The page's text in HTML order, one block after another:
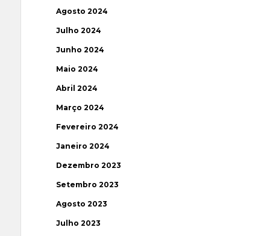
Agosto 2024
Julho 2024
Junho 2024
Maio 2024
Abril 2024
Março 2024
Fevereiro 2024
Janeiro 2024
Dezembro 2023
Setembro 2023
Agosto 2023
Julho 2023